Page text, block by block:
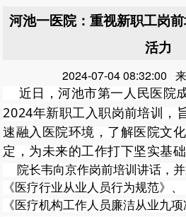
河池一医院：重视新职工岗
活力
2024-07-04 08:32:00
近日，河池市第一人民医院
2024年新职工入职岗前培训，
速融入医院环境，了解医院文
定，为未来的工作打下坚实基础
院长韦向京作岗前培训讲话，并
《医疗行业从业人员行为规范》
《医疗机构工作人员廉洁从业九